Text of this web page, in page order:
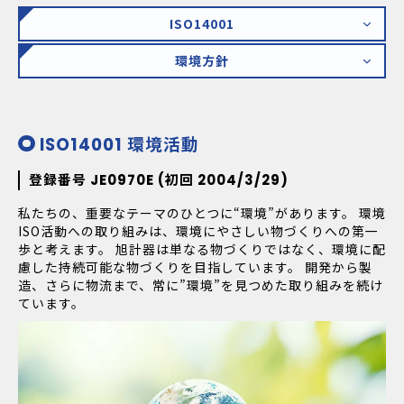
ISO14001
環境方針
ISO14001 環境活動
登録番号 JE0970E (初回 2004/3/29)
私たちの、重要なテーマのひとつに“環境”があります。 環境
ISO活動への取り組みは、環境にやさしい物づくりへの第一
歩と考えます。 旭計器は単なる物づくりではなく、環境に配
慮した持続可能な物づくりを目指しています。 開発から製
造、さらに物流まで、常に”環境”を見つめた取り組みを続け
ています。